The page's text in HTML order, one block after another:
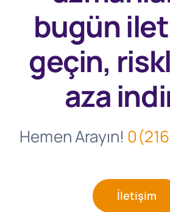
bugün
geçin,
aza
Hemen Arayın!
İletişim